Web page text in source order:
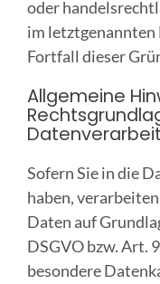
oder
im letztgenannten
Fortfall dieser
Allgemeine
Sofern Sie in die
haben,
Daten auf
DSGVO bzw. Art.
besondere